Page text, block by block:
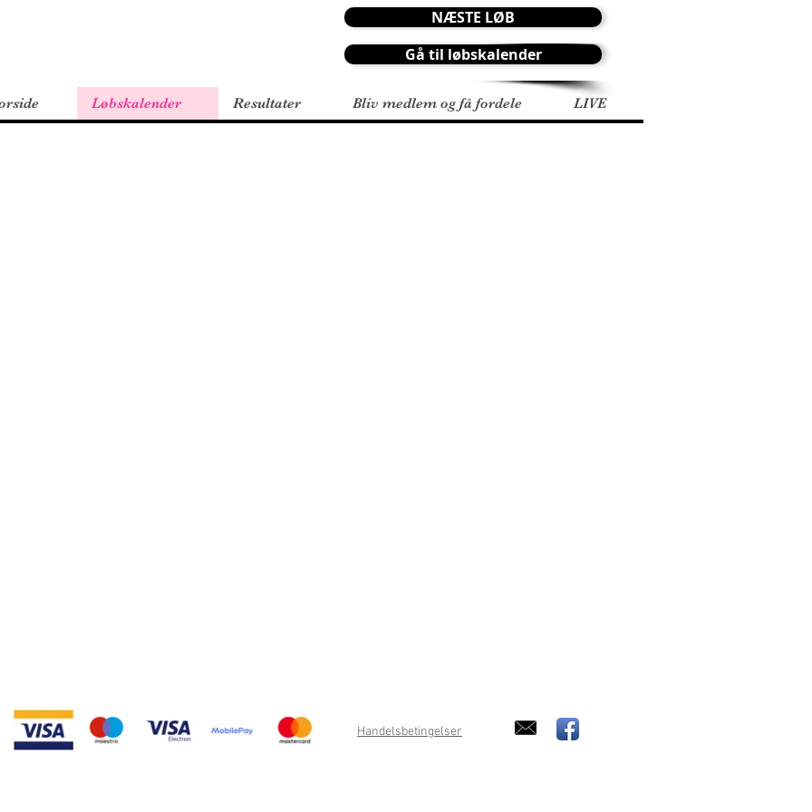
NÆSTE LØB
Gå til løbskalender
Løbskalender Resultater Bliv medlem og få fordele LIVE
Handelsbetingelser